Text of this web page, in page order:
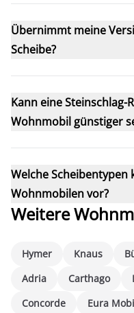
Übernimmt meine
Scheibe?
Kann eine
Wohnmobil günstiger
Welche Scheibentypen
Wohnmobilen vor?
Weitere
Hymer Knaus
Adria
Carthago
Concorde
Eura